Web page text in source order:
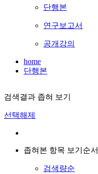
단행본
연구보고서
공개강의
home
단행본
검색결과 좁혀 보기
선택해제
좁혀본 항목 보기순서
검색량순